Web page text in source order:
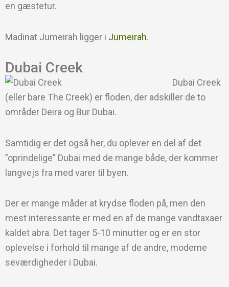
en gæstetur.
Madinat Jumeirah ligger i Jumeirah.
Dubai Creek
Dubai Creek
(eller bare The Creek) er floden, der adskiller de to
områder Deira og Bur Dubai.
Samtidig er det også her, du oplever en del af det
”oprindelige” Dubai med de mange både, der kommer
langvejs fra med varer til byen.
Der er mange måder at krydse floden på, men den
mest interessante er med en af de mange vandtaxaer
kaldet abra. Det tager 5-10 minutter og er en stor
oplevelse i forhold til mange af de andre, moderne
seværdigheder i Dubai.